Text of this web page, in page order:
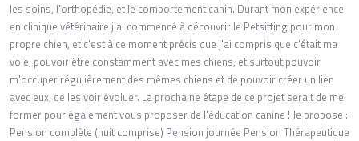
les soins, l'orthopédie, et le comportement canin. Durant mon expérience
en clinique vétérinaire j'ai commencé à découvrir le Petsitting pour mon
propre chien, et c'est à ce moment précis que j'ai compris que c'était ma
voie, pouvoir être constamment avec mes chiens, et surtout pouvoir
m'occuper régulièrement des mêmes chiens et de pouvoir créer un lien
avec eux, de les voir évoluer. La prochaine étape de ce projet serait de me
former pour également vous proposer de l'éducation canine ! Je propose :
Pension complète (nuit comprise) Pension journée Pension Thérapeutique